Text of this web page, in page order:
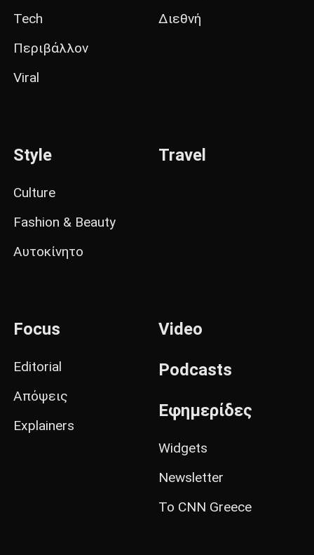
Tech
Περιβάλλον
Viral
Διεθνή
Style
Culture
Fashion & Beauty
Αυτοκίνητο
Travel
Focus
Editorial
Απόψεις
Explainers
Video
Podcasts
Εφημερίδες
Widgets
Newsletter
Το CNN Greece